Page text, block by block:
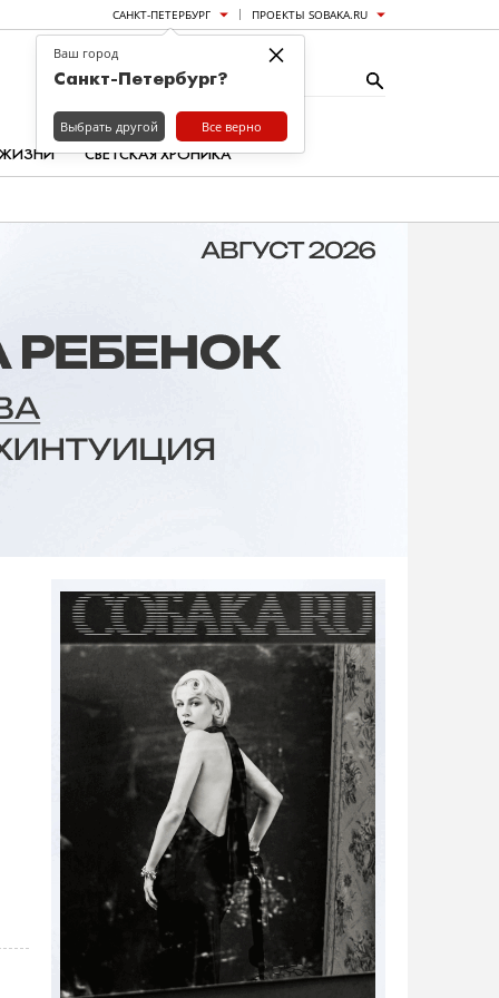
САНКТ-ПЕТЕРБУРГ ПРОЕКТЫ SOBAKA.RU
СВЕТСКАЯ ХРОНИКА
×
Ваш город
Санкт-Петербург?
Выбрать другой Все верно